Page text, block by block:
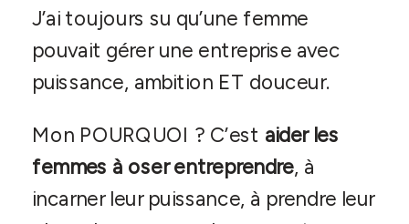
J’ai toujours su qu’une femme
pouvait gérer une entreprise avec
puissance, ambition ET douceur.
Mon POURQUOI ? C’est aider les
femmes à oser entreprendre, à
incarner leur puissance, à prendre leur